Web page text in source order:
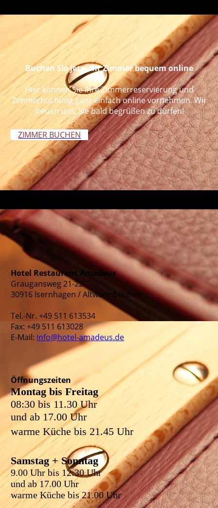
Buchen Sie jetzt Ihr Zimmer bequem online
Hier können Sie Ihre Zimmerreservierung und
Zimmerbuchung ganz einfach online vornehmen. Wir
freuen uns, Sie bald begrüßen zu dürfen!
ZIMMER BUCHEN
Hotel Restaurant Amadeus
Graugansweg 21-22
30916 Isernhagen / Altwarmbüchen
Tel.-Nr. +49 511 613534
Fax: +49 511 613028
E-Mail: info@hotel-amadeus.de
Öffnungszeiten
Montag bis Freitag
08:30 bis 11.30 Uhr
und ab 17.00 Uhr
warme Küche bis 21.45 Uhr
Samstag + Sonntag
9.00 Uhr bis 12:30 Uhr
und ab 17.00 Uhr
warme Küche bis 21.00 Uhr